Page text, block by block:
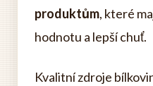
produktům, které
hodnotu a lepší chuť.
Kvalitní zdroje